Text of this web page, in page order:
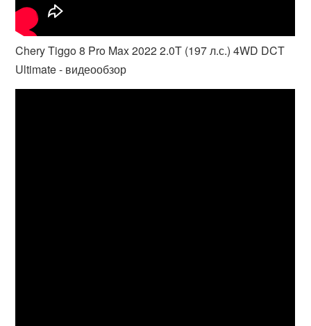
Chery Tiggo 8 Pro Max 2022 2.0T (197 л.с.) 4WD DCT
Ultimate - видеообзор